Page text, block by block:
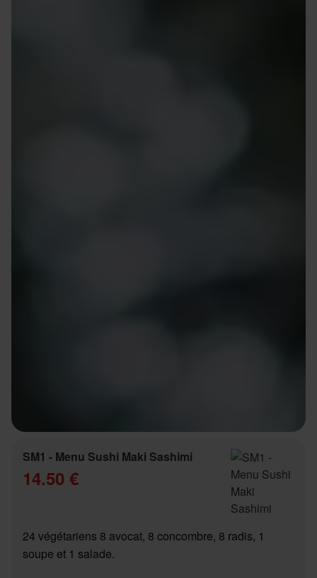
SM1 - Menu Sushi Maki Sashimi
14.50 €
24 végétariens 8 avocat, 8 concombre, 8 radis, 1
soupe et 1 salade.